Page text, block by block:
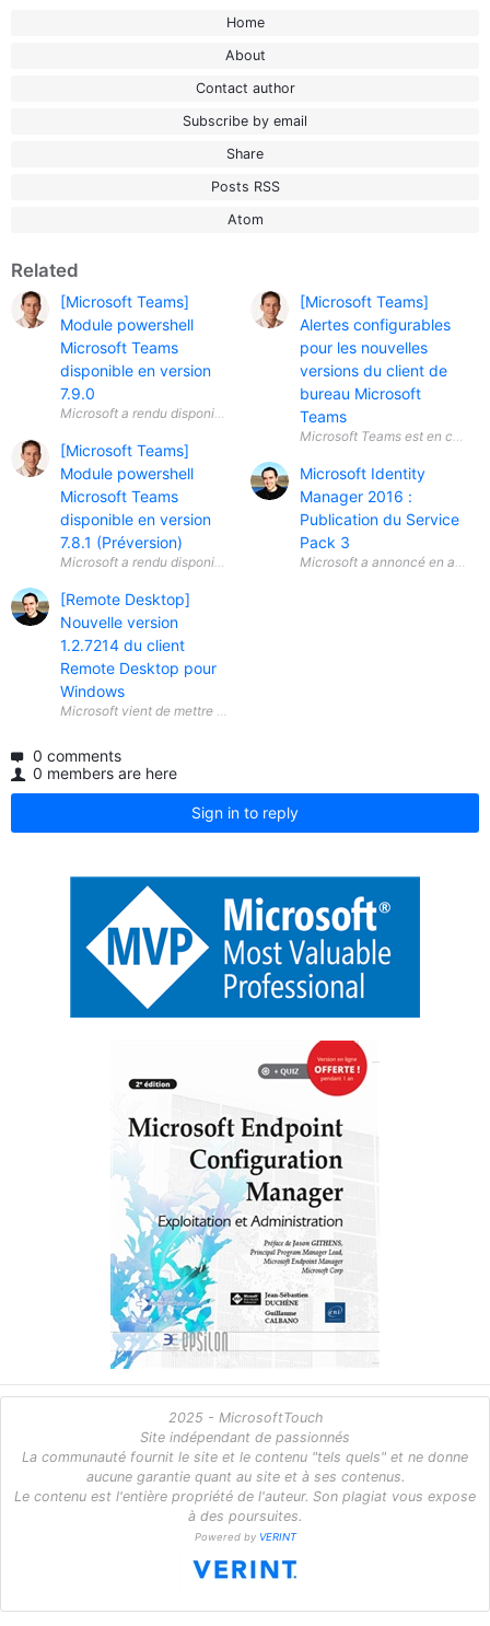
Home
About
Contact author
Subscribe by email
Share
Posts RSS
Atom
Related
[Microsoft Teams]
Module powershell
Microsoft Teams
disponible en version
7.9.0
[Microsoft Teams]
Module powershell
Microsoft Teams
disponible en version
7.8.1 (Préversion)
[Remote Desktop]
Nouvelle version
1.2.7214 du client
Remote Desktop pour
Windows
[Microsoft Teams]
Alertes configurables
pour les nouvelles
versions du client de
bureau Microsoft
Teams
Microsoft Identity
Manager 2016 :
Publication du Service
Pack 3
Microsoft a annoncé en avril
0 comments
0 members are here
Sign in to reply
2025 - MicrosoftTouch
Site indépendant de passionnés
La communauté fournit le site et le contenu "tels quels" et ne donne
aucune garantie quant au site et à ses contenus.
Le contenu est l'entière propriété de l'auteur. Son plagiat vous expose
à des poursuites.
Powered by VERINT